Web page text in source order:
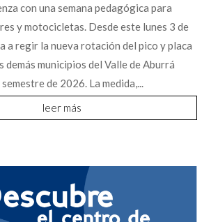
con una semana pedagógica para
y motocicletas. Desde este lunes 3 de
a regir la nueva rotación del pico y placa
demás municipios del Valle de Aburrá
de 2026. La medida,...
leer más